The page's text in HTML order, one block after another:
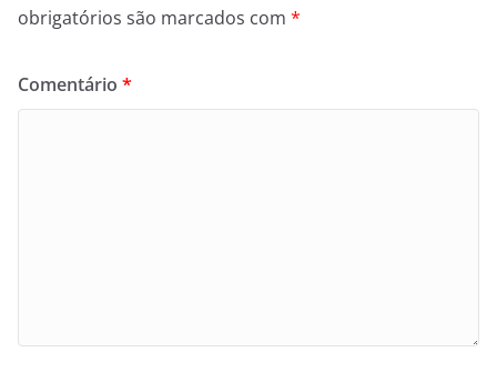
obrigatórios são marcados com *
Comentário *